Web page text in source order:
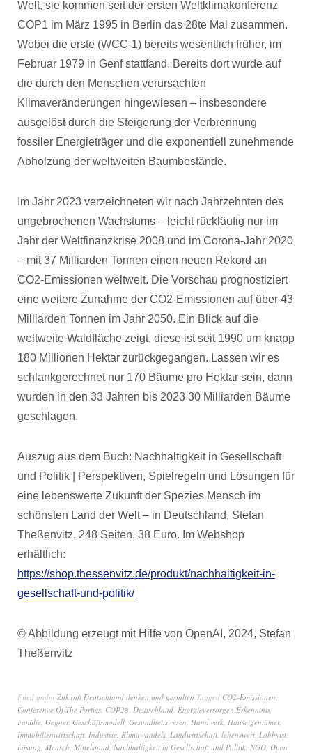
Welt, sie kommen seit der ersten Weltklimakonferenz
COP1 im März 1995 in Berlin das 28te Mal zusammen.
Wobei die erste (WCC-1) bereits wesentlich früher, im
Februar 1979 in Genf stattfand. Bereits dort wurde auf
die durch den Menschen verursachten
Klimaveränderungen hingewiesen – insbesondere
ausgelöst durch die Steigerung der Verbrennung
fossiler Energieträger und die exponentiell zunehmende
Abholzung der weltweiten Baumbestände.
Im Jahr 2023 verzeichneten wir nach Jahrzehnten des
ungebrochenen Wachstums – leicht rückläufig nur im
Jahr der Weltfinanzkrise 2008 und im Corona-Jahr 2020
– mit 37 Milliarden Tonnen einen neuen Rekord an
CO2-Emissionen weltweit. Die Vorschau prognostiziert
eine weitere Zunahme der CO2-Emissionen auf über 43
Milliarden Tonnen im Jahr 2050. Ein Blick auf die
weltweite Waldfläche zeigt, diese ist seit 1990 um knapp
180 Millionen Hektar zurückgegangen. Lassen wir es
schlankgerechnet nur 170 Bäume pro Hektar sein, dann
wurden in den 33 Jahren bis 2023 30 Milliarden Bäume
geschlagen.
Auszug aus dem Buch: Nachhaltigkeit in Gesellschaft
und Politik | Perspektiven, Spielregeln und Lösungen für
eine lebenswerte Zukunft der Spezies Mensch im
schönsten Land der Welt – in Deutschland, Stefan
Theßenvitz, 248 Seiten, 38 Euro. Im Webshop
erhältlich:
https://shop.thessenvitz.de/produkt/nachhaltigkeit-in-
gesellschaft-und-politik/
© Abbildung erzeugt mit Hilfe von OpenAI, 2024, Stefan
Theßenvitz
Filed underZukunft Deutschland denken und gestalten Tagged CO2-Emissionen,
Conference Of The Parties, COP28, Deutschland, Energieversorger, Erkenntnis,
Familie, Gegner, Geschäftsmodell, Gesundheitswesen, Handwerk, Hauseigentümer,
Immobilienwirtschaft, Industrie, Klimawandels, Landwirtschaft, lebenswert, Lobbyist,
Lösung, Mensch, Mittelstand, Nachhaltigkeit in Gesellschaft und Politik, NGO, Open